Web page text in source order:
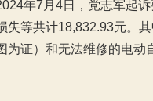
年7月4日，党志军起诉
失等共计18,832.93元。
为证）和无法维修的电动